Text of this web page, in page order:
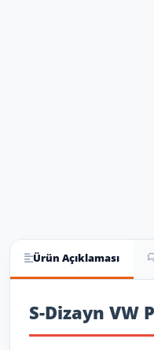
Ürün Açıklaması
Ürün Açıklaması
S-Dizayn VW